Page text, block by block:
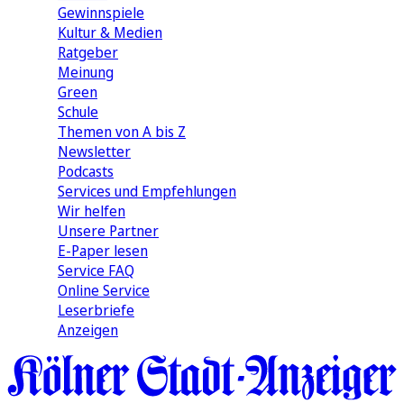
Gewinnspiele
Kultur & Medien
Ratgeber
Meinung
Green
Schule
Themen von A bis Z
Newsletter
Podcasts
Services und Empfehlungen
Wir helfen
Unsere Partner
E-Paper lesen
Service FAQ
Online Service
Leserbriefe
Anzeigen